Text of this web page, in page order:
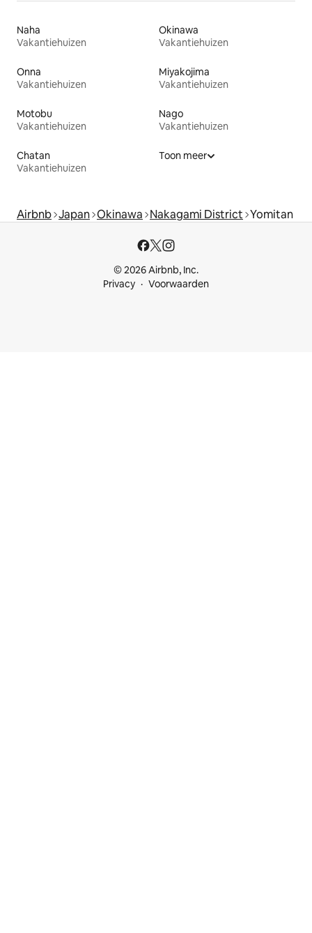
Naha
Vakantiehuizen
Okinawa
Vakantiehuizen
Onna
Vakantiehuizen
Miyakojima
Vakantiehuizen
Motobu
Vakantiehuizen
Nago
Vakantiehuizen
Chatan
Vakantiehuizen
Toon meer
Airbnb Japan Okinawa Nakagami District Yomitan
© 2026 Airbnb, Inc.
Privacy
Voorwaarden